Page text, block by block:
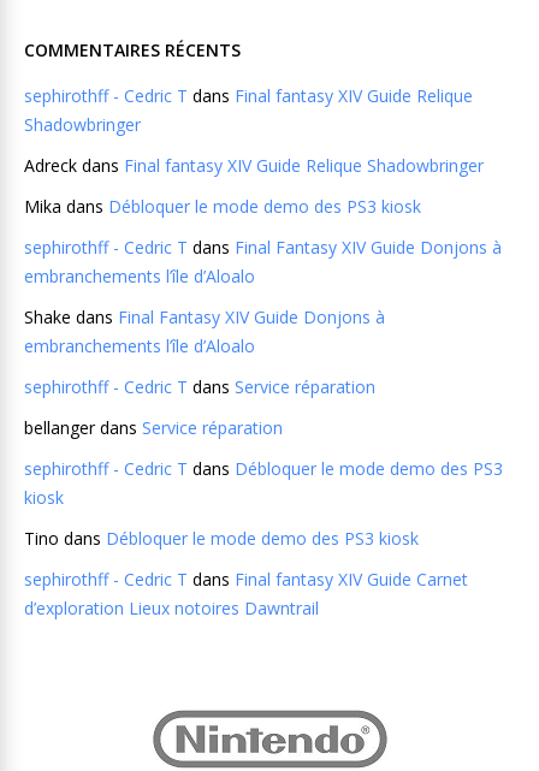
COMMENTAIRES RÉCENTS
sephirothff - Cedric T dans Final fantasy XIV Guide Relique
Shadowbringer
Adreck dans Final fantasy XIV Guide Relique Shadowbringer
Mika dans Débloquer le mode demo des PS3 kiosk
sephirothff - Cedric T dans Final Fantasy XIV Guide Donjons à
embranchements l’île d’Aloalo
Shake dans Final Fantasy XIV Guide Donjons à
embranchements l’île d’Aloalo
sephirothff - Cedric T dans Service réparation
bellangerdans Service réparation
sephirothff - Cedric T dans Débloquer le mode demo des PS3
kiosk
Tino dans Débloquer le mode demo des PS3 kiosk
sephirothff - Cedric T dans Final fantasy XIV Guide Carnet
d’exploration Lieux notoires Dawntrail